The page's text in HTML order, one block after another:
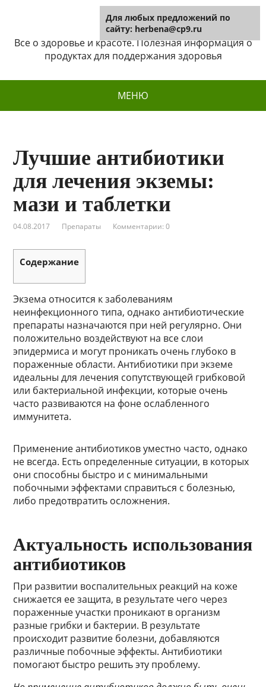
Herbena
Все о здоровье и красоте. Полезная информация о
продуктах для поддержания здоровья
МЕНЮ
Лучшие антибиотики
для лечения экземы:
мази и таблетки
04.08.2017 Препараты Комментарии: 0
Содержание
Экзема относится к заболеваниям
неинфекционного типа, однако антибиотические
препараты назначаются при ней регулярно. Они
положительно воздействуют на все слои
эпидермиса и могут проникать очень глубоко в
пораженные области. Антибиотики при экземе
идеальны для лечения сопутствующей грибковой
или бактериальной инфекции, которые очень
часто развиваются на фоне ослабленного
иммунитета.
Применение антибиотиков уместно часто, однако
не всегда. Есть определенные ситуации, в которых
они способны быстро и с минимальными
побочными эффектами справиться с болезнью,
либо предотвратить осложнения.
Актуальность использования
антибиотиков
При развитии воспалительных реакций на коже
снижается ее защита, в результате чего через
пораженные участки проникают в организм
разные грибки и бактерии. В результате
происходит развитие болезни, добавляются
различные побочные эффекты. Антибиотики
помогают быстро решить эту проблему.
Для любых предложений по
сайту: herbena@cp9.ru